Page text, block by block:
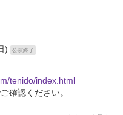
)
公演終了
tenido/index.html
確認ください。